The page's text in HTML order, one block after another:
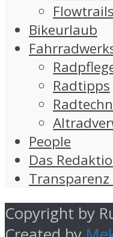
Flowtrails
Bikeurlaub
Radtipps
People
Das
Copyright by